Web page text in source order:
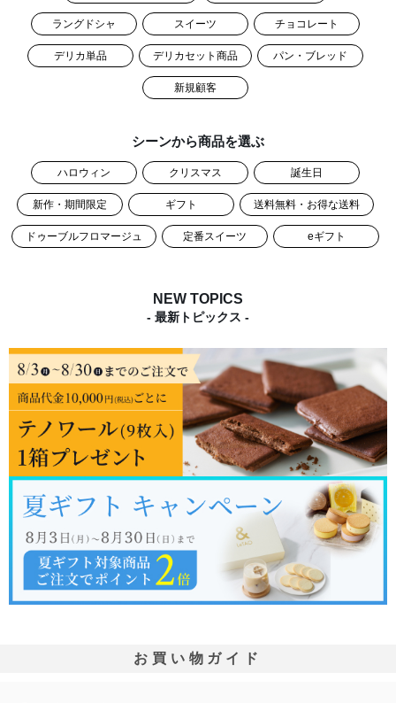
ラングドシャ スイーツ チョコレート
デリカ単品 デリカセット商品 パン・ブレッド
新規顧客
シーンから商品を選ぶ
ハロウィン クリスマス 誕生日
新作・期間限定 ギフト 送料無料・お得な送料
ドゥーブルフロマージュ 定番スイーツ eギフト
NEW TOPICS
- 最新トピックス -
お買い物ガイド